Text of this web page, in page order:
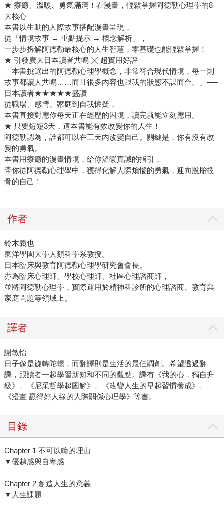
★ 療癒、溫暖、勇氣滿滿！看漫畫，輕鬆掌握阿德勒心理學的8
大核心
本書以生動的人際故事搭配漫畫呈現，
從「情境故事 → 重點提示 → 概念解析」，
一步步拆解阿德勒最核心的人生智慧，零基礎也能輕鬆掌握！
★ 引發廣大日本讀者共鳴 ╳ 超實用好評
「本書挑選出的阿德勒心理學概念，非常符合現代情境，每一則
故事都讓人共鳴……而且很多內容也跟我的狀態不謀而合。」──
日本讀者★★★★★盛讚
從職場、感情、家庭到自我懷疑，
本書直接對應你每天正在經歷的困境，讀完就能立刻應用。
★ 只要短短3天，這本書能有效改變你的人生！
阿德勒認為，誰都可以在三天內改變自己。關鍵是，你有沒有改
變的勇氣。
本書用療癒的漫畫情境，給你溫暖真誠的指引，
帶你從阿德勒心理學中，獲得化解人際煩惱的勇氣，迎向脫胎換
骨的自己！
作者
鈴木義也
東洋學園大學人類科學系教授。
日本臨床與教育阿德勒心理學研究會會長。
亦為臨床心理師、學校心理師、社區心理諮商師，
並將阿德勒心理學，實際運用於精神科診所的心理諮商、教育與
家庭問題等領域上。
譯者
謝敏怡
日子像是旋轉陀螺，而翻譯則是生活的最佳調劑。希望透過翻
譯，跟讀者一起學習新知和不同的觀點。譯有《我的心，獨自升
級》、《尼采哲學超圖解》、《改變人生的早起習慣養成》、
《漫畫 贏得好人緣的人際關係心理學》等書。
目錄
Chapter 1 不可以輸的理由
▼優越感與自卑感
Chapter 2 創造人生的意義
▼人生課題